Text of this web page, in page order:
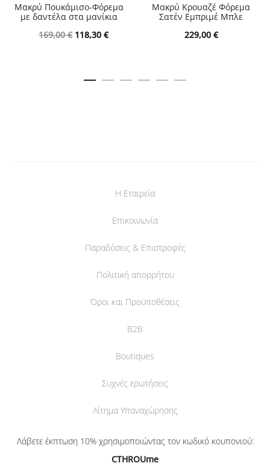
Μακρύ Πουκάμισο-Φόρεμα
με δαντέλα στα μανίκια
169,00€ Original
118,30 €Η
Μακρύ Κρουαζέ Φόρεμα
Σατέν Εμπριμέ Μπλε
229,00 €
Η Εταιρεία
Επικοινωνία
Παραδόσεις & Επιστροφές
Πολιτική απορρήτου
Όροι και Προϋποθέσεις
B2B
Boutiques
Συχνές ερωτήσεις
Αίτημα Υπαναχώρησης
Λάβετε έκπτωση 10% χρησιμοποιώντας τον κωδικό κουπονιού:
CTHROUme